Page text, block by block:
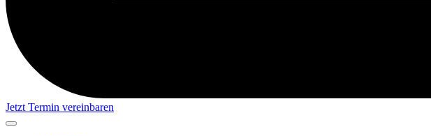
Jetzt Termin vereinbaren